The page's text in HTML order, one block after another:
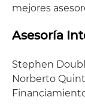
mejores
Asesoría
Stephen
Norberto